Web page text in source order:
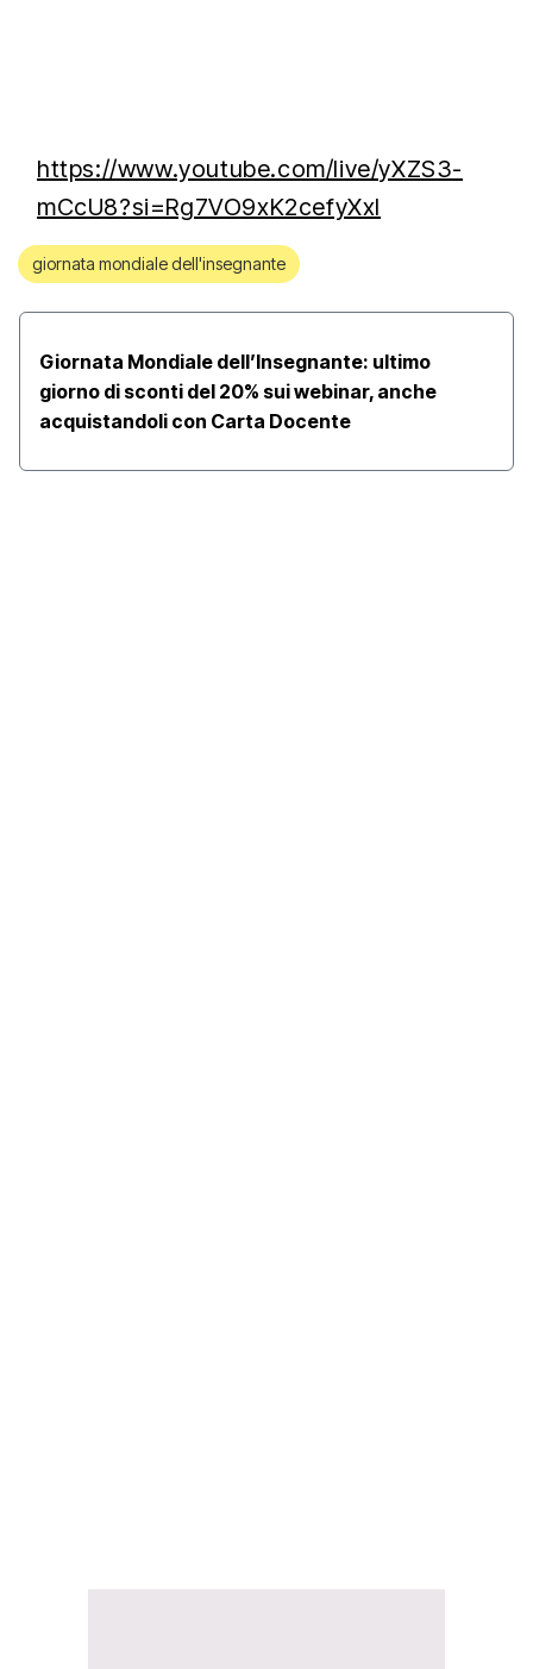
https://www.youtube.com/live/yXZS3-
mCcU8?si=Rg7VO9xK2cefyXxI
giornata mondiale dell'insegnante
Giornata Mondiale dell’Insegnante: ultimo
giorno di sconti del 20% sui webinar, anche
acquistandoli con Carta Docente